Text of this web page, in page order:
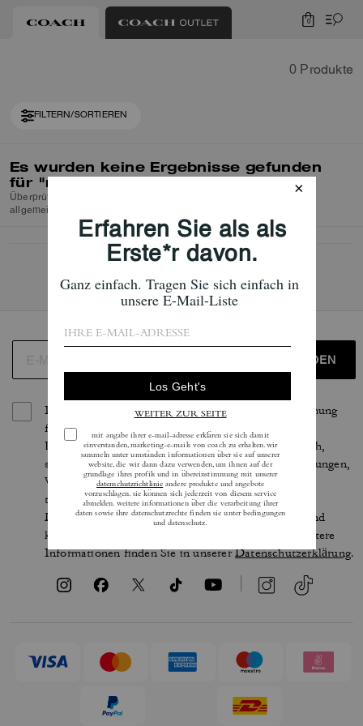
0
0 Produkte
FILTERN/SORTIEREN
Es wurden keine Ergebnisse gefunden
für "null"
Überprüfen Sie die Rechtschreibung oder verwenden Sie einen
allgemeineren Suchbegriff und versuchen Sie es erneut.
ANMELDEN
Indem Sie sich anmelden, erteilen Sie Ihre Zustimmung
für den Erhalt von E-Mails über die neuesten
Kollektionen, Angebote und Neuigkeiten von Coach,
sowie Informationen darüber, wie Sie an Veranstaltungen,
Wettbewerben oder Werbekampagnen von Coach
teilnehmen können. Im Rahmen der geltenden
Datenschutzgesetze haben Sie bestimmte Rechte und
können Ihre Einwilligung jederzeit widerrufen. Weitere
Informationen finden Sie in unsererDatenschutzerklärung.